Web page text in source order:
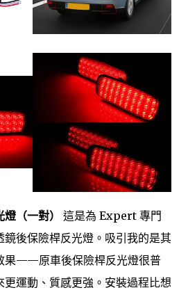
（一對）
這是為 Expert 專門
鏡後保險桿反光燈。吸引我的是其
果——原車後保險桿反光燈很普
運動、質感更強。安裝過程比想